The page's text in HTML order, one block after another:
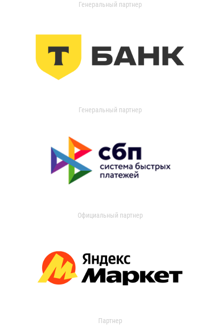
Генеральный партнер
Генеральный партнер
Официальный партнер
Партнер